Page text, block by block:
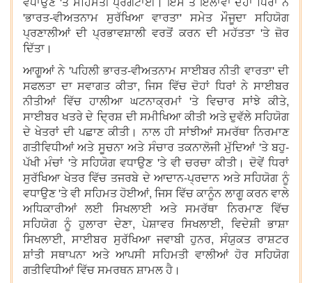
'ਭਾਰਤ-ਵੀਅਤਨਾਮ ਸੁਰੱਖਿਆ ਵਾਰਤਾ' ਸਮੇਤ ਮੌਜੂਦਾ ਸਹਿਯੋਗ
ਪ੍ਰਣਾਲੀਆਂ ਦੀ ਪ੍ਰਭਾਵਸ਼ਾਲੀ ਵਰਤੋਂ ਕਰਨ ਦੀ ਮਹੱਤਤਾ 'ਤੇ ਜ਼ੋਰ
ਦਿੱਤਾ।
ਆਗੂਆਂ ਨੇ 'ਪਹਿਲੀ ਭਾਰਤ-ਵੀਅਤਨਾਮ ਸਾਈਬਰ ਨੀਤੀ ਵਾਰਤਾ' ਦੀ
ਸਫਲਤਾ ਦਾ ਸਵਾਗਤ ਕੀਤਾ, ਜਿਸ ਵਿੱਚ ਦੋਹਾਂ ਧਿਰਾਂ ਨੇ ਸਾਈਬਰ
ਨੀਤੀਆਂ ਵਿੱਚ ਹਾਲੀਆ ਘਟਨਾਕ੍ਰਮਾਂ 'ਤੇ ਵਿਚਾਰ ਸਾਂਝੇ ਕੀਤੇ,
ਸਾਈਬਰ ਖਤਰੇ ਦੇ ਦ੍ਰਿਸ਼ ਦੀ ਸਮੀਖਿਆ ਕੀਤੀ ਅਤੇ ਦੁਵੱਲੇ ਸਹਿਯੋਗ
ਦੇ ਖੇਤਰਾਂ ਦੀ ਪਛਾਣ ਕੀਤੀ। ਨਾਲ ਹੀ ਸਾਂਝੀਆਂ ਸਮਰੱਥਾ ਨਿਰਮਾਣ
ਗਤੀਵਿਧੀਆਂ ਅਤੇ ਸੂਚਨਾ ਅਤੇ ਸੰਚਾਰ ਤਕਨਾਲੋਜੀ ਮੁੱਦਿਆਂ 'ਤੇ ਬਹੁ-
ਪੱਖੀ ਮੰਚਾਂ 'ਤੇ ਸਹਿਯੋਗ ਵਧਾਉਣ 'ਤੇ ਵੀ ਚਰਚਾ ਕੀਤੀ। ਦੋਵੇਂ ਧਿਰਾਂ
ਸੁਰੱਖਿਆ ਖੇਤਰ ਵਿੱਚ ਤਜਰਬੇ ਦੇ ਆਦਾਨ-ਪ੍ਰਦਾਨ ਅਤੇ ਸਹਿਯੋਗ ਨੂੰ
ਵਧਾਉਣ 'ਤੇ ਵੀ ਸਹਿਮਤ ਹੋਈਆਂ, ਜਿਸ ਵਿੱਚ ਕਾਨੂੰਨ ਲਾਗੂ ਕਰਨ ਵਾਲੇ
ਅਧਿਕਾਰੀਆਂ ਲਈ ਸਿਖਲਾਈ ਅਤੇ ਸਮਰੱਥਾ ਨਿਰਮਾਣ ਵਿੱਚ
ਸਹਿਯੋਗ ਨੂੰ ਹੁਲਾਰਾ ਦੇਣਾ, ਪੇਸ਼ਾਵਰ ਸਿਖਲਾਈ, ਵਿਦੇਸ਼ੀ ਭਾਸ਼ਾ
ਸਿਖਲਾਈ, ਸਾਈਬਰ ਸੁਰੱਖਿਆ ਜਵਾਬੀ ਹੁਨਰ, ਸੰਯੁਕਤ ਰਾਸ਼ਟਰ
ਸ਼ਾਂਤੀ ਸਥਾਪਨਾ ਅਤੇ ਆਪਸੀ ਸਹਿਮਤੀ ਵਾਲੀਆਂ ਹੋਰ ਸਹਿਯੋਗ
ਗਤੀਵਿਧੀਆਂ ਵਿੱਚ ਸਮਰਥਨ ਸ਼ਾਮਲ ਹੈ।